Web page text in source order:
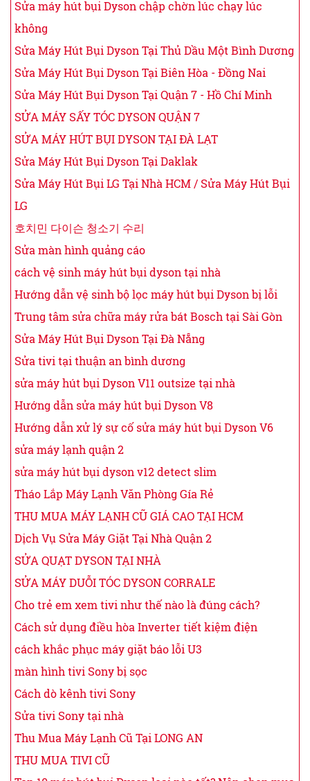
Sửa máy hút bụi Dyson chập chờn lúc chạy lúc
không
Sửa Máy Hút Bụi Dyson Tại Thủ Dầu Một Bình Dương
Sửa Máy Hút Bụi Dyson Tại Biên Hòa - Đồng Nai
Sửa Máy Hút Bụi Dyson Tại Quận 7 - Hồ Chí Minh
SỬA MÁY SẤY TÓC DYSON QUẬN 7
SỬA MÁY HÚT BỤI DYSON TẠI ĐÀ LẠT
Sửa Máy Hút Bụi Dyson Tại Daklak
Sửa Máy Hút Bụi LG Tại Nhà HCM / Sửa Máy Hút Bụi
LG
호치민 다이슨 청소기 수리
Sửa màn hình quảng cáo
cách vệ sinh máy hút bụi dyson tại nhà
Hướng dẫn vệ sinh bộ lọc máy hút bụi Dyson bị lỗi
Trung tâm sửa chữa máy rửa bát Bosch tại Sài Gòn
Sửa Máy Hút Bụi Dyson Tại Đà Nẵng
Sửa tivi tại thuận an bình dương
sửa máy hút bụi Dyson V11 outsize tại nhà
Hướng dẫn sửa máy hút bụi Dyson V8
Hướng dẫn xử lý sự cố sửa máy hút bụi Dyson V6
sửa máy lạnh quận 2
sửa máy hút bụi dyson v12 detect slim
Tháo Lắp Máy Lạnh Văn Phòng Gía Rẻ
THU MUA MÁY LẠNH CŨ GIÁ CAO TẠI HCM
Dịch Vụ Sửa Máy Giặt Tại Nhà Quận 2
SỬA QUẠT DYSON TẠI NHÀ
SỬA MÁY DUỖI TÓC DYSON CORRALE
Cho trẻ em xem tivi như thế nào là đúng cách?
Cách sử dụng điều hòa Inverter tiết kiệm điện
cách khắc phục máy giặt báo lỗi U3
màn hình tivi Sony bị sọc
Cách dò kênh tivi Sony
Sửa tivi Sony tại nhà
Thu Mua Máy Lạnh Cũ Tại LONG AN
THU MUA TIVI CŨ